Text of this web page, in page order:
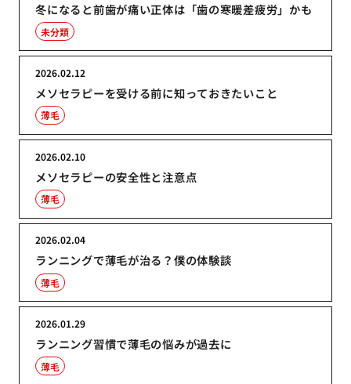
冬になると前歯が痛い正体は「歯の寒暖差疲労」かも
未分類
メソセラピーを受ける前に知っておきたいこと
2026.02.12
薄毛
メソセラピーの安全性と注意点
2026.02.10
薄毛
ランニングで薄毛が治る？僕の体験談
2026.02.04
薄毛
ランニング習慣で薄毛の悩みが過去に
2026.01.29
薄毛